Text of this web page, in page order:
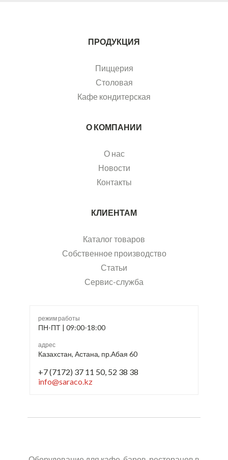
ПРОДУКЦИЯ
Пиццерия
Столовая
Кафе кондитерская
О КОМПАНИИ
О нас
Новости
Контакты
КЛИЕНТАМ
Каталог товаров
Собственное производство
Статьи
Сервис-служба
режим работы
ПН-ПТ | 09:00-18:00
адрес
Казахстан, Астана, пр.Абая 60
+7 (7172) 37 11 50, 52 38 38
info@saraco.kz